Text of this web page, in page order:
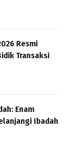
Resmi
Transaksi
Enam
Ibadah